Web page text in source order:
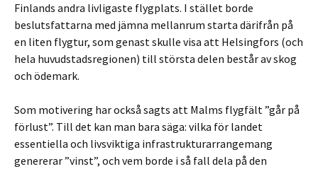
Finlands andra livligaste flygplats. I stället borde
beslutsfattarna med jämna mellanrum starta därifrån på
en liten flygtur, som genast skulle visa att Helsingfors (och
hela huvudstadsregionen) till största delen består av skog
och ödemark.
Som motivering har också sagts att Malms flygfält ”går på
förlust”. Till det kan man bara säga: vilka för landet
essentiella och livsviktiga infrastrukturarrangemang
genererar ”vinst”, och vem borde i så fall dela på den